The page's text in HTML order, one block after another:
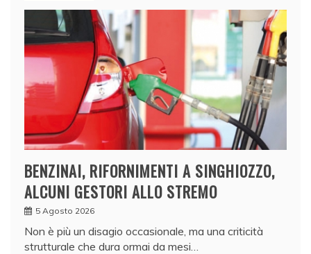
BENZINAI, RIFORNIMENTI A SINGHIOZZO,
ALCUNI GESTORI ALLO STREMO
5 Agosto 2026
Non è più un disagio occasionale, ma una criticità
strutturale che dura ormai da mesi…